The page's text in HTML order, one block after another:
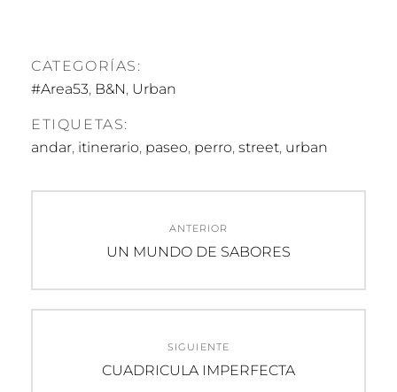
CATEGORÍAS:
#Area53, B&N, Urban
ETIQUETAS:
andar, itinerario, paseo, perro, street, urban
entradas
ANTERIOR
Entrada
UN MUNDO DE SABORES
SIGUIENTE
Entrada
CUADRICULA IMPERFECTA